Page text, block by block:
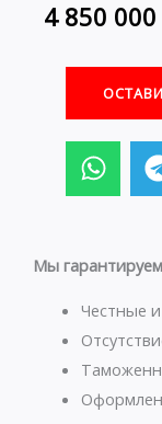
4 850 000
W
h
a
s
p
p
l
Мы
Честные